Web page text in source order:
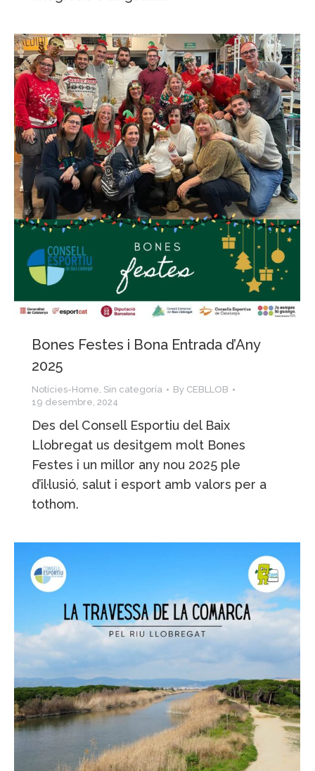
Bones Festes i Bona Entrada d’Any
2025
Notícies-Home, Sin categoría By CEBLLOB
19 desembre, 2024
Des del Consell Esportiu del Baix
Llobregat us desitgem molt Bones
Festes i un millor any nou 2025 ple
d’il·lusió, salut i esport amb valors per a
tothom.